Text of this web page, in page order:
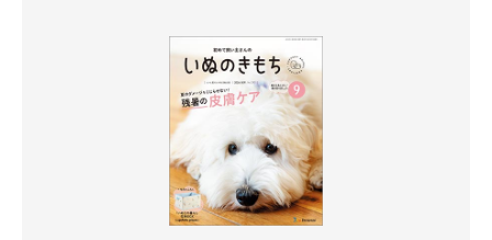
野外へ遊びに行くときは、お出かけ先の危険生物の状況を下調べ